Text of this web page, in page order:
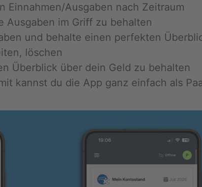
Ein­nah­men/Aus­ga­ben nach Zeit­raum
Aus­ga­ben im Griff zu be­hal­ten
und be­hal­te einen per­fek­ten
lö­schen
Über­blick über dein Geld zu be­hal­ten
kannst du die App ganz ein­fach als